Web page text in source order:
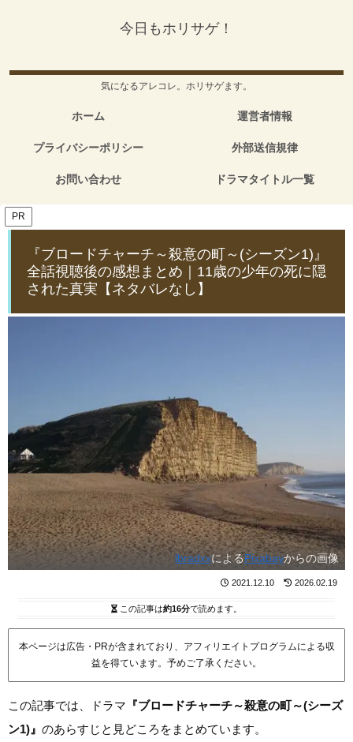
今日もホリサゲ！
気になるアレコレ。ホリサゲます。
ホーム 運営者情報
プライバシーポリシー 外部送信規律
お問い合わせ ドラマタイトル一覧
PR
『ブロードチャーチ～殺意の町～(シーズン1)』
全話視聴後の感想まとめ｜11歳の少年の死に隠
された真実【ネタバレなし】
lbradxxによるPixabayからの画像
2021.12.10 2026.02.19
この記事は約16分で読めます。
本ページは広告・PRが含まれており、アフィリエイトプログラムによる収
益を得ています。予めご了承ください。
この記事では、ドラマ 『ブロードチャーチ～殺意の町～(シーズ
ン1)』 のあらすじと見どころをまとめています。